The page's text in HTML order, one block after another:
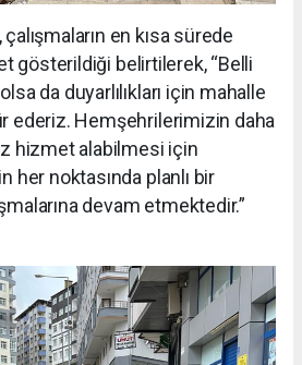
çalışmaların en kısa sürede
gösterildiği belirtilerek, “Belli
da duyarlılıkları için mahalle
ederiz. Hemşehrilerimizin daha
hizmet alabilmesi için
her noktasında planlı bir
devam etmektedir.”